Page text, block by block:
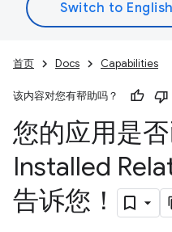
首页 Docs Capabilities
该内容对您有帮助吗？
您的应用是
Installed
告诉您！